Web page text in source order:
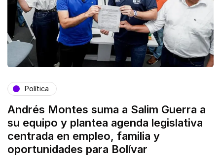
Política
Andrés Montes suma a Salim Guerra a
su equipo y plantea agenda legislativa
centrada en empleo, familia y
oportunidades para Bolívar